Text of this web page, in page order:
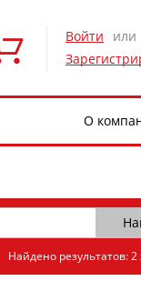
Войти
или
О
Найдено результатов: 2